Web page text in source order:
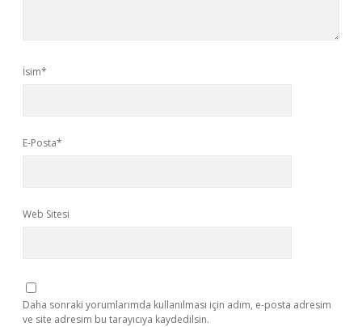
İsim*
E-Posta*
Web Sitesi
Daha sonraki yorumlarımda kullanılması için adım, e-posta adresim
ve site adresim bu tarayıcıya kaydedilsin.